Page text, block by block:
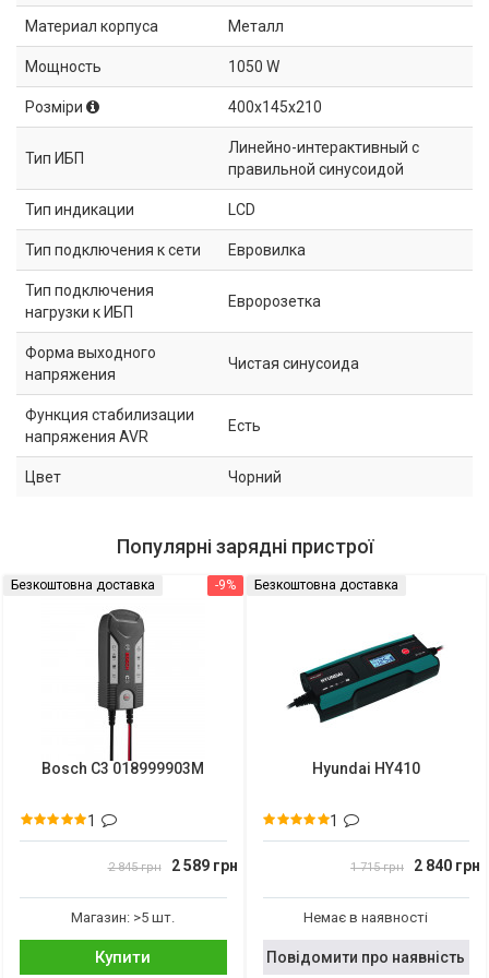
Материал корпуса Металл
Мощность 1050 W
Розміри 400x145x210
Тип ИБП
Линейно-интерактивный с
правильной синусоидой
Тип индикации LCD
Тип подключения к сети Евровилка
Тип подключения
нагрузки к ИБП
Евророзетка
Форма выходного
напряжения
Чистая синусоида
Функция стабилизации
напряжения AVR
Есть
Цвет Чорний
Популярні зарядні пристрої
-9%
Безкоштовна доставка
Bosch C3 018999903M
1
2 845 грн 2 589 грн
Магазин: >5 шт.
Купити
Безкоштовна доставка
Hyundai HY410
1
1 715 грн 2 840 грн
Немає в наявності
Повідомити про наявність